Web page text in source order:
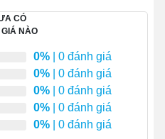
bán với mức tham chiếu
hiệu lại đưa ra những ưu
từng lô SX. Quý khách tìm
từ
10-12 triệu đồnglà đúng
là mức giá được cho là hợp
thấp 5 tấn.
CÓ
NÀO
0% | 0 đánh giá
0% | 0 đánh giá
0% | 0 đánh giá
0% | 0 đánh giá
0% | 0 đánh giá